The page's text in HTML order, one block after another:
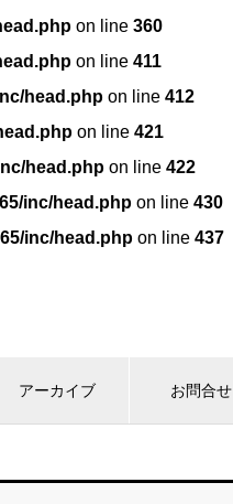
on line 360
on line 411
head.php on line 412
on line 421
head.php on line 422
inc/head.php on line 430
inc/head.php on line 437
アーカイブ お問合せ